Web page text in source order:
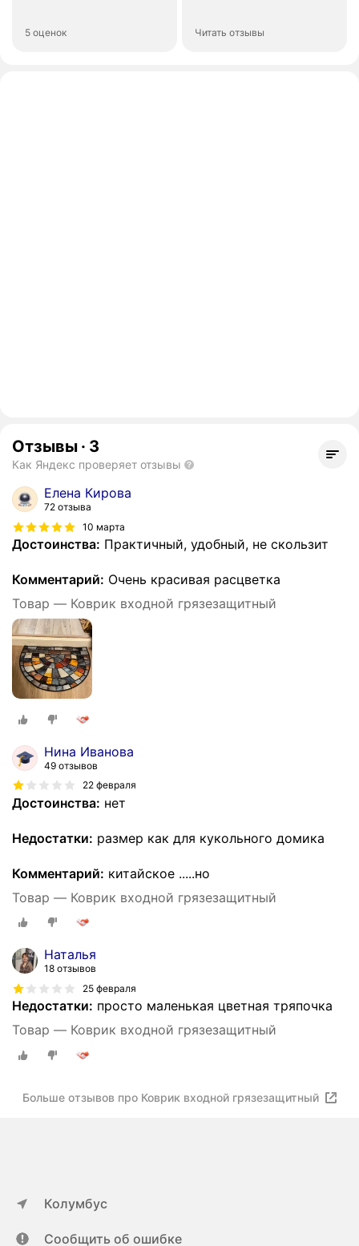
5 оценок Читать отзывы
Отзывы · 3
Как Яндекс проверяет отзывы
Елена Кирова
72 отзыва
10 марта
Достоинства: Практичный, удобный, не скользит
Комментарий: Очень красивая расцветка
Товар — Коврик входной грязезащитный
Нина Иванова
49 отзывов
22 февраля
Достоинства: нет
Недостатки: размер как для кукольного домика
Комментарий: китайское .....но
Товар — Коврик входной грязезащитный
Наталья
18 отзывов
25 февраля
Недостатки: просто маленькая цветная тряпочка
Товар — Коврик входной грязезащитный
Больше отзывов про Коврик входной грязезащитный
Колумбус
Сообщить об ошибке